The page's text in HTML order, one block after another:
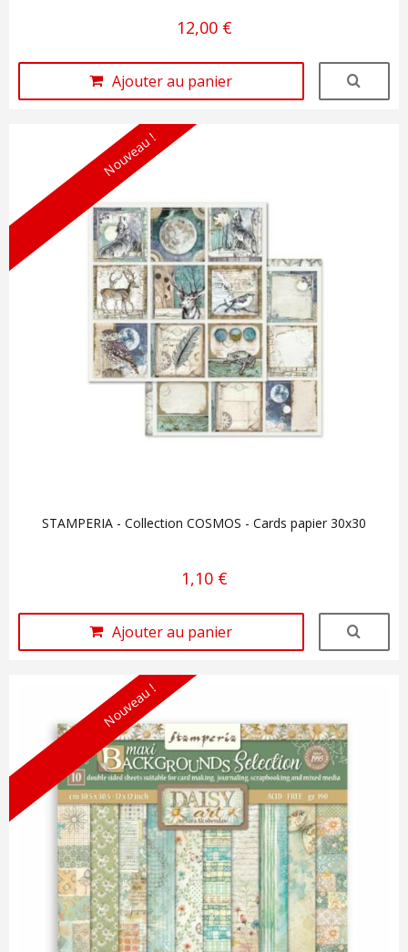
12,00 €
Ajouter au panier
Nouveau !
STAMPERIA - Collection COSMOS - Cards papier 30x30
1,10 €
Ajouter au panier
Nouveau !